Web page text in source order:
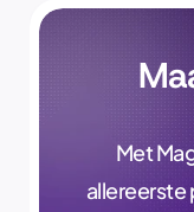
Met
allereerste